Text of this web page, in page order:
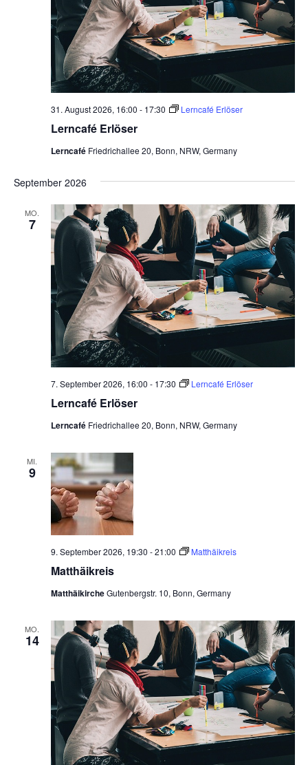
Lerncafé Erlöser
31. August 2026, 16:00 - 17:30 Lerncafé Erlöser
Lerncafé Friedrichallee 20, Bonn, NRW, Germany
September 2026
MO.
7
Lerncafé Erlöser
7. September 2026, 16:00 - 17:30 Lerncafé Erlöser
Lerncafé Friedrichallee 20, Bonn, NRW, Germany
MI.
9
Matthäikreis
9. September 2026, 19:30 -21:00 Matthäikreis
MatthäikircheGutenbergstr. 10, Bonn, Germany
MO.
14